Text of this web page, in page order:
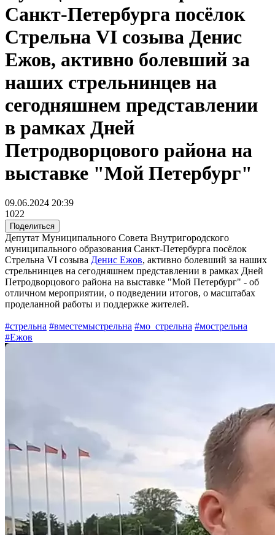
Санкт-Петербурга посёлок
Стрельна VI созыва Денис
Ежов, активно болевший за
наших стрельнинцев на
сегодняшнем представлении
в рамках Дней
Петродворцового района на
выставке "Мой Петербург"
09.06.2024 20:39
1022
Поделиться
Депутат Муниципального Совета Внутригородского
муниципального образования Санкт-Петербурга посёлок
Стрельна VI созыва Денис Ежов, активно болевший за наших
стрельнинцев на сегодняшнем представлении в рамках Дней
Петродворцового района на выставке "Мой Петербург" - об
отличном мероприятии, о подведении итогов, о масштабах
проделанной работы и поддержке жителей.
#стрельна #вместемыстрельна #мо_стрельна #мострельна
#Ежов